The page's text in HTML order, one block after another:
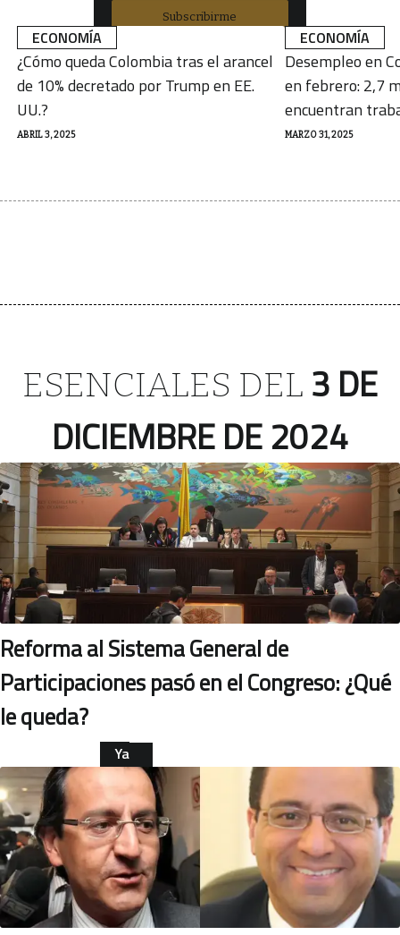
Subscribirme
ESENCIALES DEL 3 DE
DICIEMBRE DE 2024
ECONOMÍA
Ya
leíste
esta
nota
Reforma al Sistema General de
Participaciones pasó en el Congreso: ¿Qué
le queda?
ECONOMÍA
ABRIL 3, 2025
¿Cómo queda Colombia tras el arancel
de 10% decretado por Trump en EE.
UU.?
ECONOMÍA
MARZO 31, 2025
Desempleo en
en febrero: 2,7
encuentran